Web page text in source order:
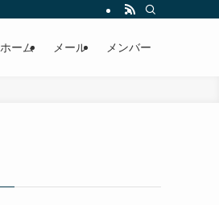
ホーム メール メンバー